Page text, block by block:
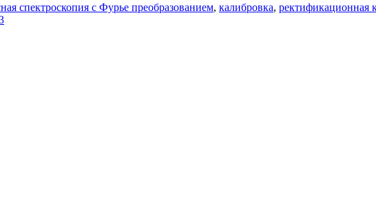
спектроскопия с Фурье преобразованием, калибровка, ректификационная